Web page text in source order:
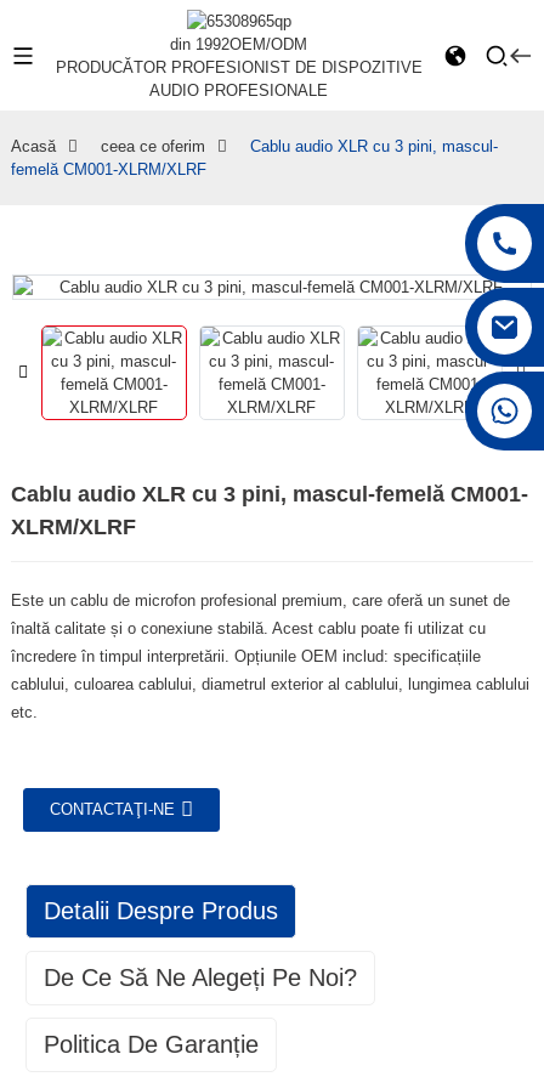
din 1992OEM/ODM
PRODUCĂTOR PROFESIONIST DE DISPOZITIVE
AUDIO PROFESIONALE
+86 15168592711
Acasă ceea ce oferim
Cablu audio XLR cu 3 pini, mascul-
femelă CM001-XLRM/XLRF
Cablu audio XLR cu 3 pini, mascul-femelă CM001-
XLRM/XLRF
Este un cablu de microfon profesional premium, care oferă un sunet de
înaltă calitate și o conexiune stabilă. Acest cablu poate fi utilizat cu
încredere în timpul interpretării. Opțiunile OEM includ: specificațiile
cablului, culoarea cablului, diametrul exterior al cablului, lungimea cablului
etc.
CONTACTAŢI-NE
Detalii Despre Produs
De Ce Să Ne Alegeți Pe Noi?
Politica De Garanție